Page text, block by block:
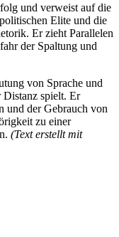
und verweist auf die
Elite und die
Er zieht Parallelen
der Spaltung und
von Sprache und
Distanz spielt. Er
und der Gebrauch von
zu einer
(Text erstellt mit